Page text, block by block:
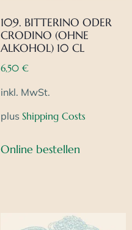
109. BITTERINO ODER
CRODINO (OHNE
ALKOHOL) 10 CL
6,50 €
inkl. MwSt.
plus Shipping Costs
Online bestellen